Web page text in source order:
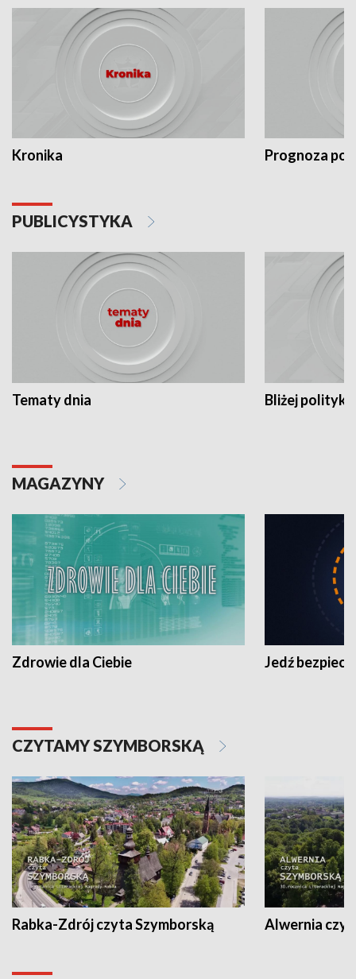
Kronika Prognoza
PUBLICYSTYKA
Tematy dnia Bliżej polityki
MAGAZYNY
Zdrowie dla Ciebie Jedź
CZYTAMY SZYMBORSKĄ
Rabka-Zdrój czyta Szymborską Alwernia